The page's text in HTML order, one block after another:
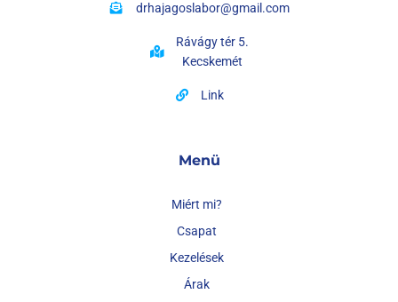
drhajagoslabor@gmail.com
Rávágy tér 5.
Kecskemét
Link
Menü
Miért mi?
Csapat
Kezelések
Árak